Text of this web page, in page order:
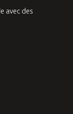
avec des